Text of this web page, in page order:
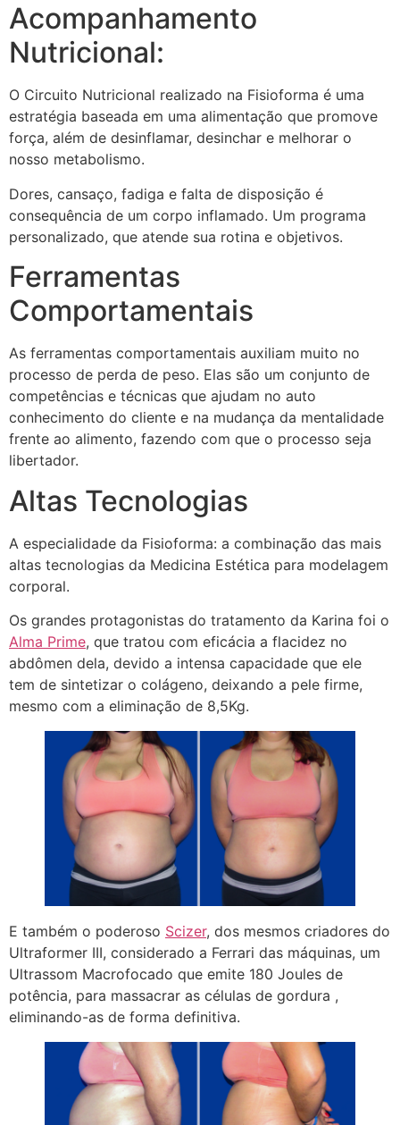
Acompanhamento
Nutricional:
O Circuito Nutricional realizado na Fisioforma é uma
estratégia baseada em uma alimentação que promove
força, além de desinflamar, desinchar e melhorar o
nosso metabolismo.
Dores, cansaço, fadiga e falta de disposição é
consequência de um corpo inflamado. Um programa
personalizado, que atende sua rotina e objetivos.
Ferramentas
Comportamentais
As ferramentas comportamentais auxiliam muito no
processo de perda de peso. Elas são um conjunto de
competências e técnicas que ajudam no auto
conhecimento do cliente e na mudança da mentalidade
frente ao alimento, fazendo com que o processo seja
libertador.
Altas Tecnologias
A especialidade da Fisioforma: a combinação das mais
altas tecnologias da Medicina Estética para modelagem
corporal.
Os grandes protagonistas do tratamento da Karina foi o
Alma Prime, que tratou com eficácia a flacidez no
abdômen dela, devido a intensa capacidade que ele
tem de sintetizar o colágeno, deixando a pele firme,
mesmo com a eliminação de 8,5Kg.
E também o poderoso Scizer, dos mesmos criadores do
Ultraformer III, considerado a Ferrari das máquinas, um
Ultrassom Macrofocado que emite 180 Joules de
potência, para massacrar as células de gordura ,
eliminando-as de forma definitiva.